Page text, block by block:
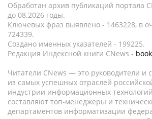
Обработан архив публикаций портала
до 08.2026 годы.
Ключевых фраз выявлено - 1463228, в
724339.
Создано именных указателей - 199225.
Редакция Индексной книги CNews -
Читатели CNews — это руководители и
из самых успешных отраслей
индустрии информационных
составляют топ-менеджеры и
департаментов информатизации